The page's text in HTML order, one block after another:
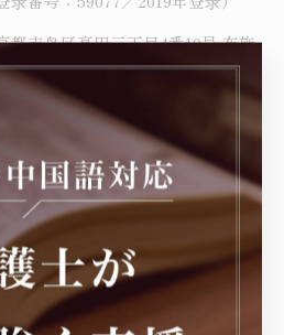
都丰岛区高田三丁目4番10号 布施
国人刑事辩护・入管手续为主要注
（営利目的所持）之无罪判决获
处分获得、难关在留特别许可获得